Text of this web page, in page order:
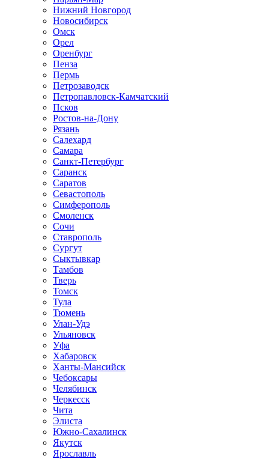
Нижний Новгород
Новосибирск
Омск
Орел
Оренбург
Пенза
Пермь
Петрозаводск
Петропавловск-Камчатский
Псков
Ростов-на-Дону
Рязань
Салехард
Самара
Санкт-Петербург
Саранск
Саратов
Севастополь
Симферополь
Смоленск
Сочи
Ставрополь
Сургут
Сыктывкар
Тамбов
Тверь
Томск
Тула
Тюмень
Улан-Удэ
Ульяновск
Уфа
Хабаровск
Ханты-Мансийск
Чебоксары
Челябинск
Черкесск
Чита
Элиста
Южно-Сахалинск
Якутск
Ярославль